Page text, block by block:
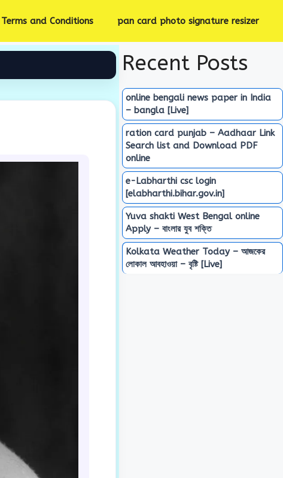
Terms and Conditions pan card photo signature resizer
Recent Posts
online bengali news paper in India
– bangla [Live]
ration card punjab – Aadhaar Link
Search list and Download PDF
online
e-Labharthi csc login
[elabharthi.bihar.gov.in]
Yuva shakti West Bengal online
Apply – বাংলার যুব শক্তি
Kolkata Weather Today – আজকের
লোকাল আবহাওয়া – বৃষ্টি [Live]